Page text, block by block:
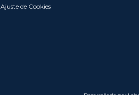
Ajuste de Cookies